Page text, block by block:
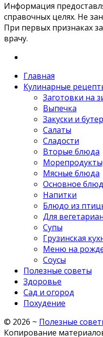
Информация
справочных целях. Не
При первых признаках
врачу.
Главная
Кулинарные
Заготовки на
Выпечка
Закуски и
Салаты
Сладости
Вторые блюда
Мясные блюда
Основное
Напитки
Блюдо из
Для
Супы
Грузинская
Меню на
Соусы
Полезные советы
Здоровье
Сад и огород
Похудение
© 2026 ~ Полезные
Копирование